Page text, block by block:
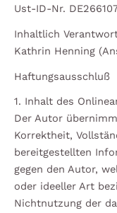
Ust-ID-Nr.
Inhaltlich
Kathrin Henning
Haftungsausschluß
1. Inhalt des
Der Autor
Korrektheit,
bereitgestellten
gegen den Autor,
oder ideeller Art
Nichtnutzung der